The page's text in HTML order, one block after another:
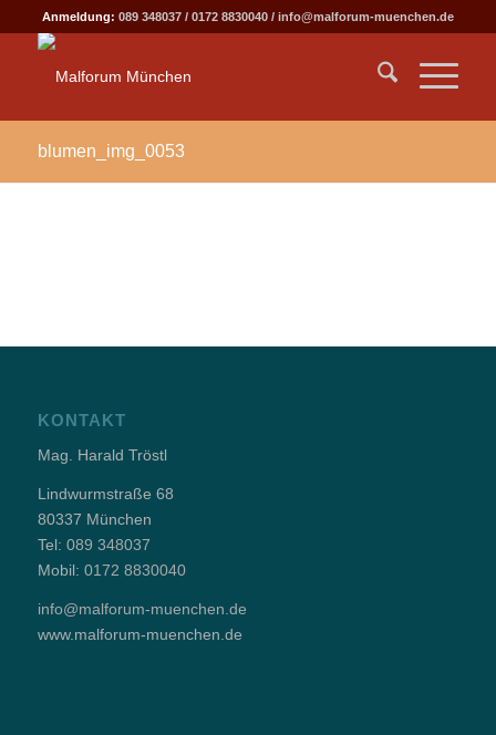
Anmeldung: 089 348037/ 0172 8830040/ info@malforum-muenchen.de
blumen_img_0053
KONTAKT
Mag. Harald Tröstl
Lindwurmstraße 68
80337 München
Tel: 089 348037
Mobil: 0172 8830040
info@malforum-muenchen.de
www.malforum-muenchen.de